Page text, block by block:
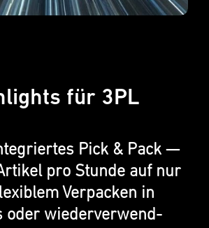
für 3PL
Pick & Pack —
pro Stunde auf nur
Verpacken in
oder wiederver­wend­